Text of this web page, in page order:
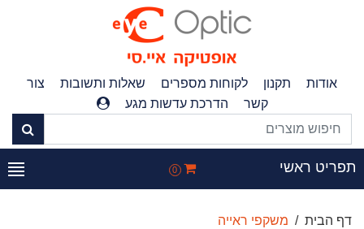
אודות תקנון לקוחות מספרים שאלות ותשובות
צור
קשר
הדרכת עדשות מגע
ראשי 0
דף הבית משקפי ראייה